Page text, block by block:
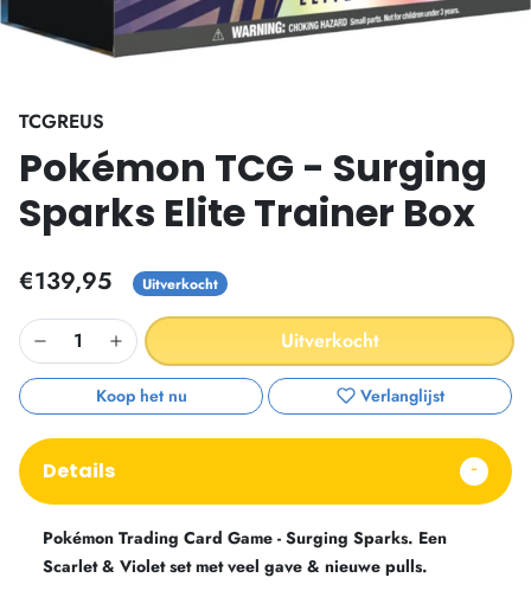
TCGREUS
Pokémon TCG - Surging
Sparks Elite Trainer Box
€139,95 Uitverkocht
Uitverkocht
Koop het nu Verlanglijst
Details
Pokémon Trading Card Game - Surging Sparks. Een
Scarlet & Violet set met veel gave & nieuwe pulls.